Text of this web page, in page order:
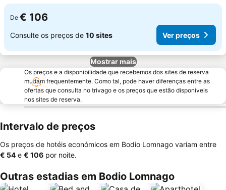
De € 106
Consulte os preços de 10 sites Ver preços
Mostrar mais
Os preços e a disponibilidade que recebemos dos sites de reserva
mudam frequentemente. Como tal, pode haver diferenças entre as
ofertas que consulta no trivago e os preços que estão disponíveis
nos sites de reserva.
Intervalo de preços
Os preços de hotéis económicos em Bodio Lomnago variam entre
‎€ 54 e ‎€ 106 por noite.
Outras estadias em Bodio Lomnago